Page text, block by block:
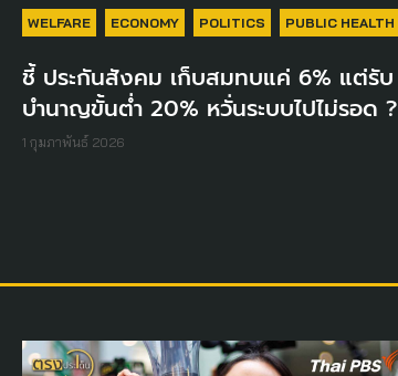
WELFARE ECONOMY POLITICS PUBLIC HEALTH
ชี้ ประกันสังคม เก็บสมทบแค่ 6% แต่รับ
บำนาญขั้นต่ำ 20% หวั่นระบบไปไม่รอด​ ?
1 กุมภาพันธ์ 2026